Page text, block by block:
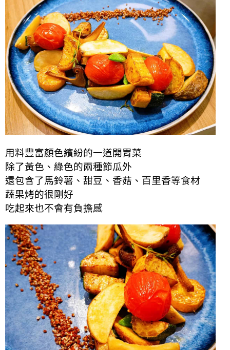
用料豐富顏色繽紛的一道開胃菜
除了黃色、綠色的兩種節瓜外
還包含了馬鈴薯、甜豆、香菇、百里香等食材
蔬果烤的很剛好
吃起來也不會有負擔感